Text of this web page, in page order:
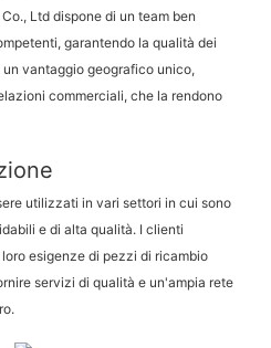
Ltd dispone di un team ben
garantendo la qualità dei
un vantaggio geografico unico,
commerciali, che la rendono
utilizzati in vari settori in cui sono
e di alta qualità. I clienti
esigenze di pezzi di ricambio
servizi di qualità e un'ampia rete